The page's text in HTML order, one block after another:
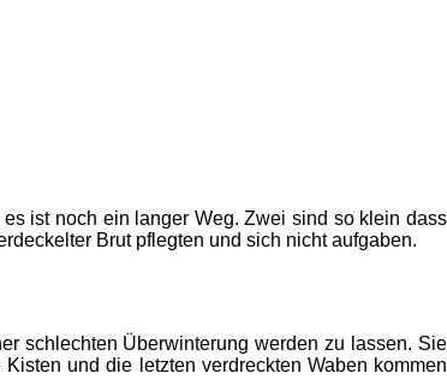
ist noch ein langer Weg. Zwei sind so klein dass
Brut pflegten und sich nicht aufgaben.
schlechten Überwinterung werden zu lassen. Sie
und die letzten verdreckten Waben kommen